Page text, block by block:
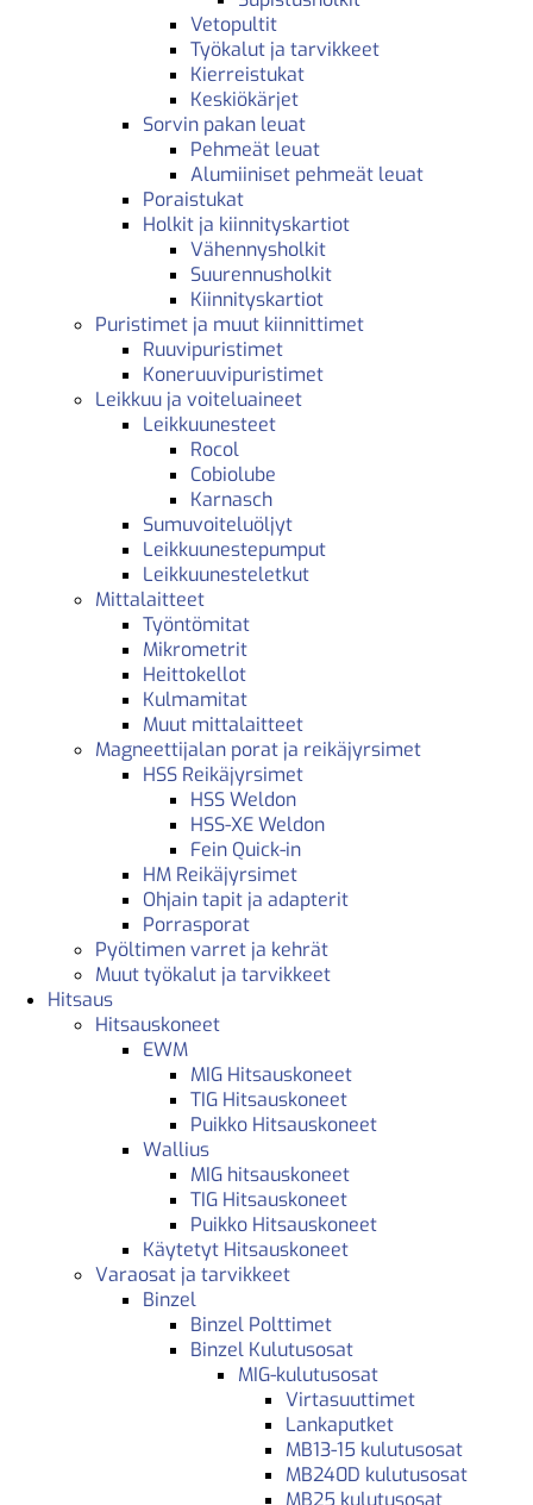
Vetopultit
Työkalut ja tarvikkeet
Kierreistukat
Keskiökärjet
Sorvin pakan leuat
Pehmeät leuat
Alumiiniset pehmeät leuat
Poraistukat
Holkit ja kiinnityskartiot
Vähennysholkit
Suurennusholkit
Kiinnityskartiot
Puristimet ja muut kiinnittimet
Ruuvipuristimet
Koneruuvipuristimet
Leikkuu ja voiteluaineet
Leikkuunesteet
Rocol
Cobiolube
Karnasch
Sumuvoiteluöljyt
Leikkuunestepumput
Leikkuunesteletkut
Mittalaitteet
Työntömitat
Mikrometrit
Heittokellot
Kulmamitat
Muut mittalaitteet
Magneettijalan porat ja reikäjyrsimet
HSS Reikäjyrsimet
HSS Weldon
HSS-XE Weldon
Fein Quick-in
HM Reikäjyrsimet
Ohjain tapit ja adapterit
Porrasporat
Pyöltimen varret ja kehrät
Muut työkalut ja tarvikkeet
Hitsaus
Hitsauskoneet
EWM
MIG Hitsauskoneet
TIG Hitsauskoneet
Puikko Hitsauskoneet
Wallius
MIG hitsauskoneet
TIG Hitsauskoneet
Puikko Hitsauskoneet
Käytetyt Hitsauskoneet
Varaosat ja tarvikkeet
Binzel
Binzel Polttimet
Binzel Kulutusosat
MIG-kulutusosat
Virtasuuttimet
Lankaputket
MB13-15 kulutusosat
MB240D kulutusosat